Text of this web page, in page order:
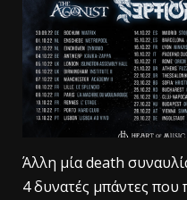
Άλλη μία death
4 δυνατές μπάντες που